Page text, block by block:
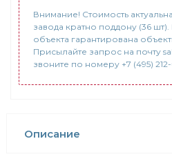
Внимание! Стоимость
завода кратно поддону (36
объекта гарантирована
Присылайте запрос на почту
звоните по номеру +7 (495)
Описание